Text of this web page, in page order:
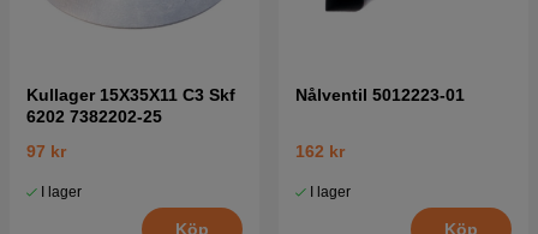
Kullager 15X35X11 C3 Skf
6202 7382202-25
97 kr
I lager
Köp
Nålventil 5012223-01
162 kr
I lager
Köp